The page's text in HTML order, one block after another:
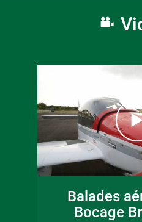
Balades
Bocage